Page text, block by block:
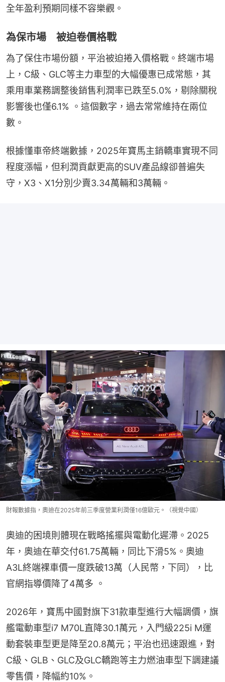
全年盈利預期同樣不容樂觀。
為保市場 被迫卷價格戰
為了保住市場份額，平治被迫捲入價格戰。終端市場
上，C級、GLC等主力車型的大幅優惠已成常態，其
乘用車業務調整後銷售利潤率已跌至5.0%，剔除關稅
影響後也僅6.1% 。這個數字，過去常常維持在兩位
數。
根據懂車帝終端數據，2025年寶馬主銷轎車實現不同
程度漲幅，但利潤貢獻更高的SUV產品線卻普遍失
守，X3、X1分別少賣3.34萬輛和3萬輛。
財報數據指，奧迪在2025年前三季度營業利潤僅16億歐元。（視覺中國）
奧迪的困境則體現在戰略搖擺與電動化遲滯。2025
年，奧迪在華交付61.75萬輛，同比下滑5%。奧迪
A3L終端裸車價一度跌破13萬（人民幣，下同），比
官網指導價降了4萬多 。
2026年，寶馬中國對旗下31款車型進行大幅調價，旗
艦電動車型i7 M70L直降30.1萬元，入門級225i M運
動套裝車型更是降至20.8萬元；平治也迅速跟進，對
C級、GLB、GLC及GLC轎跑等主力燃油車型下調建議
零售價，降幅約10%。